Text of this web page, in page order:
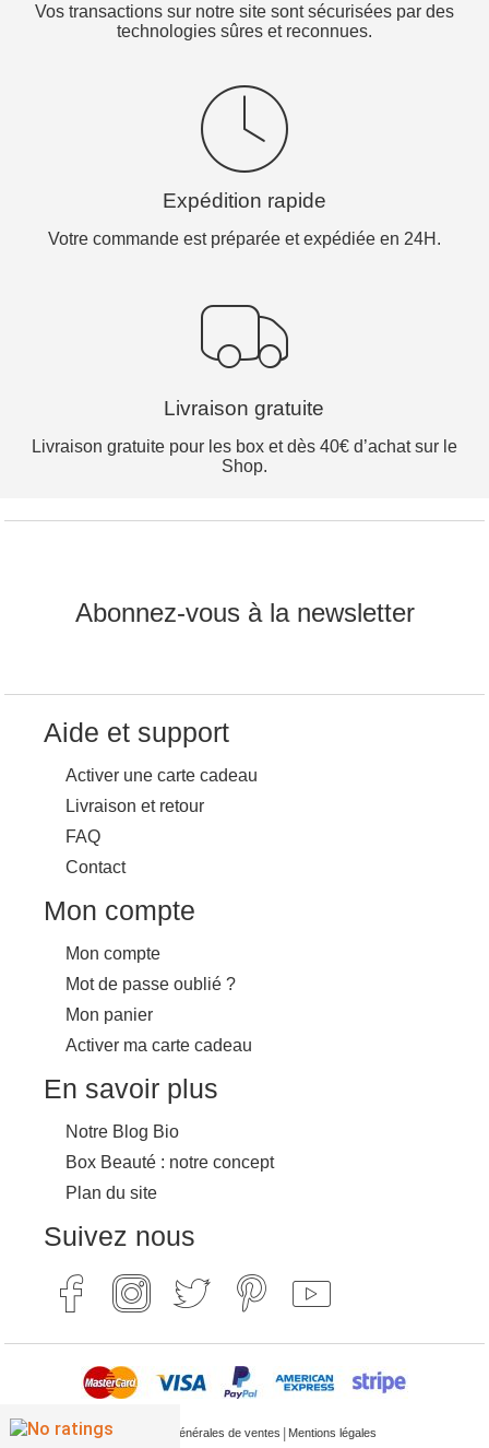
Vos transactions sur notre site sont sécurisées par des
technologies sûres et reconnues.
Expédition rapide
Votre commande est préparée et expédiée en 24H.
Livraison gratuite
Livraison gratuite pour les box et dès 40€ d’achat sur le
Shop.
Abonnez-vous à la newsletter
Aide et support
Activer une carte cadeau
Livraison et retour
FAQ
Contact
Mon compte
Mon compte
Mot de passe oublié ?
Mon panier
Activer ma carte cadeau
En savoir plus
Notre Blog Bio
Box Beauté : notre concept
Plan du site
Suivez nous
Conditions générales de ventes | Mentions légales